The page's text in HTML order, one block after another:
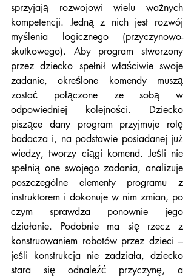
sprzyjają rozwojowi wielu ważnych
kompetencji. Jedną z nich jest rozwój
myślenia logicznego (przyczynowo-
skutkowego). Aby program stworzony
przez dziecko spełnił właściwie swoje
zadanie, określone komendy muszą
zostać połączone ze sobą w
odpowiedniej kolejności. Dziecko
piszące dany program przyjmuje rolę
badacza i, na podstawie posiadanej już
wiedzy, tworzy ciągi komend. Jeśli nie
spełnią one swojego zadania, analizuje
poszczególne elementy programu z
instruktorem i dokonuje w nim zmian, po
czym sprawdza ponownie jego
działanie. Podobnie ma się rzecz z
konstruowaniem robotów przez dzieci –
jeśli konstrukcja nie zadziała, dziecko
stara się odnaleźć przyczynę, a